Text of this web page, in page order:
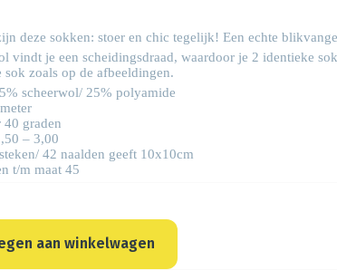
deze sokken: stoer en chic tegelijk! Een echte
vindt je een scheidingsdraad, waardoor je 2 identieke
zoals op de afbeeldingen.
scheerwol/ 25% polyamide
40 graden
– 3,00
42 naalden geeft 10x10cm
t/m maat 45
aan winkelwagen